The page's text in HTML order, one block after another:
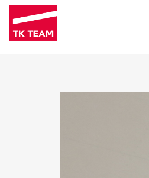
Hyppää